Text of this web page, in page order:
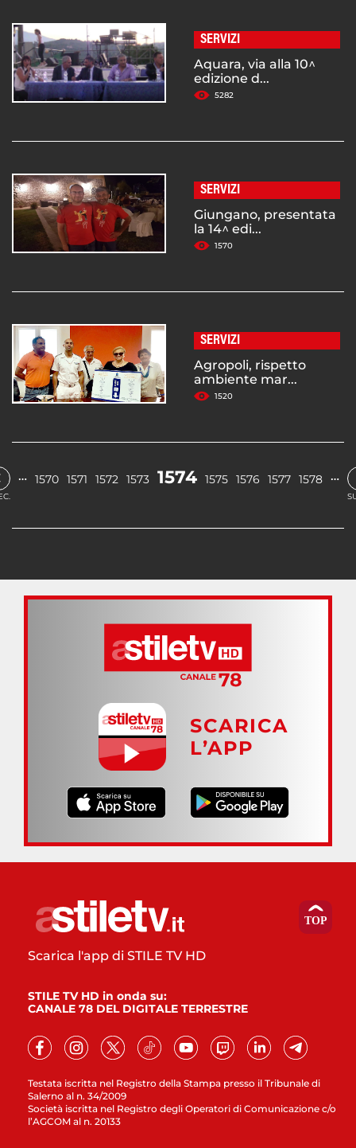
SERVIZI
Aquara, via alla 10^
edizione d...
5282
SERVIZI
Giungano, presentata
la 14^ edi...
1570
SERVIZI
Agropoli, rispetto
ambiente mar...
1520
… 1570 1571 1572 1573 1574 1575 1576 1577 1578 …
SCARICA
L’APP
Testata iscritta nel Registro della Stampa presso il Tribunale di
Salerno al n. 34/2009
Società iscritta nel Registro degli Operatori di Comunicazione c/o
l’AGCOM al n. 20133
Scarica l'app di STILE TV HD
STILE TV HD in onda su:
CANALE 78 DEL DIGITALE TERRESTRE